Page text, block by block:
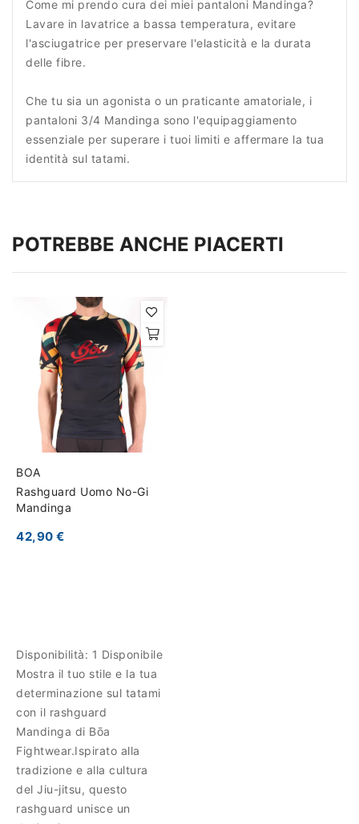
Come mi prendo cura dei miei pantaloni Mandinga?
Lavare in lavatrice a bassa temperatura, evitare
l'asciugatrice per preservare l'elasticità e la durata
delle fibre.
Che tu sia un agonista o un praticante amatoriale, i
pantaloni 3/4 Mandinga sono l'equipaggiamento
essenziale per superare i tuoi limiti e affermare la tua
identità sul tatami.
POTREBBE ANCHE PIACERTI
BOA
Rashguard Uomo No-Gi
Mandinga
42,90 €
Disponibilità: 1 Disponibile
Mostra il tuo stile e la tua
determinazione sul tatami
con il rashguard
Mandinga di Bōa
Fightwear.Ispirato alla
tradizione e alla cultura
del Jiu-jitsu, questo
rashguard unisce un